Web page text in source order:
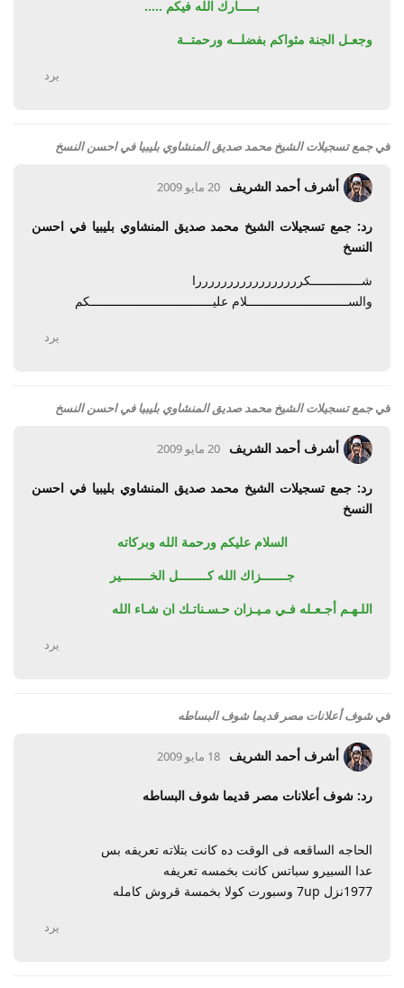
بـــــارك الله فيكم .....
وجعـل الجنة مثواكم بفضلــه ورحمتــة
يرد
فيجمع تسجيلات الشيخ محمد صديق المنشاوي بليبيا في احسن النسخ
أشرف أحمد الشريف 20 مايو 2009
رد: جمع تسجيلات الشيخ محمد صديق المنشاوي بليبيا في احسن
النسخ
شــــــــــــــكرررررررررررررررررا
والســــــــــــــــــــــــــــلام عليــــــــــــــــــــــــــــــــــكم
يرد
فيجمع تسجيلات الشيخ محمد صديق المنشاوي بليبيا في احسن النسخ
أشرف أحمد الشريف 20 مايو 2009
رد: جمع تسجيلات الشيخ محمد صديق المنشاوي بليبيا في احسن
النسخ
السلام عليكم ورحمة الله وبركاته
جـــــــزاك الله كــــــــل الخــــــــير
اللـهـم أجـعـله فـي مـيـزان حـسـناتـك ان شـاء الله
يرد
فيشوف أعلانات مصر قديما شوف البساطه
أشرف أحمد الشريف 18 مايو 2009
رد: شوف أعلانات مصر قديما شوف البساطه
الحاجه الساقعه فى الوقت ده كانت بتلاته تعريفه بس
عدا السبيرو سباتس كانت بخمسه تعريفه
1977نزل 7up وسبورت كولا بخمسة قروش كامله
يرد